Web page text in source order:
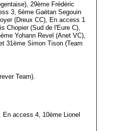
29ème Frédéric
3, 6ème Gaëtan Segouin
(Dreux CC), En access 1
Chopier (Sud de l'Eure C),
Yohann Revel (Anet VC),
31ème Simon Tison (Team
Team).
access 4, 10ème Lionel